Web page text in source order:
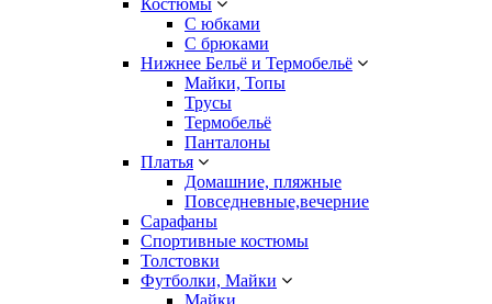
Костюмы
С юбками
С брюками
Нижнее Бельё и Термобельё
Майки, Топы
Трусы
Термобельё
Панталоны
Платья
Домашние, пляжные
Повседневные,вечерние
Сарафаны
Спортивные костюмы
Толстовки
Футболки, Майки
Майки